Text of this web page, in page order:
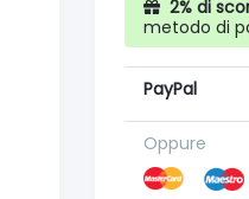
2% di
metodo di
PayPal
Oppure